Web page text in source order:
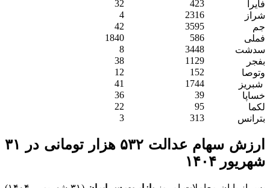
فایرا
423
32
شراز
2316
4
جم
3595
42
فملی
586
1840
سدشت
3448
8
بفجر
1129
38
وتوصا
152
12
شبریز
1744
41
خساپا
39
36
لکما
95
22
بترانس
313
3
ارزش سهام عدالت ۵۳۲ هزار تومانی در ۳۱
شهریور ۱۴۰۴